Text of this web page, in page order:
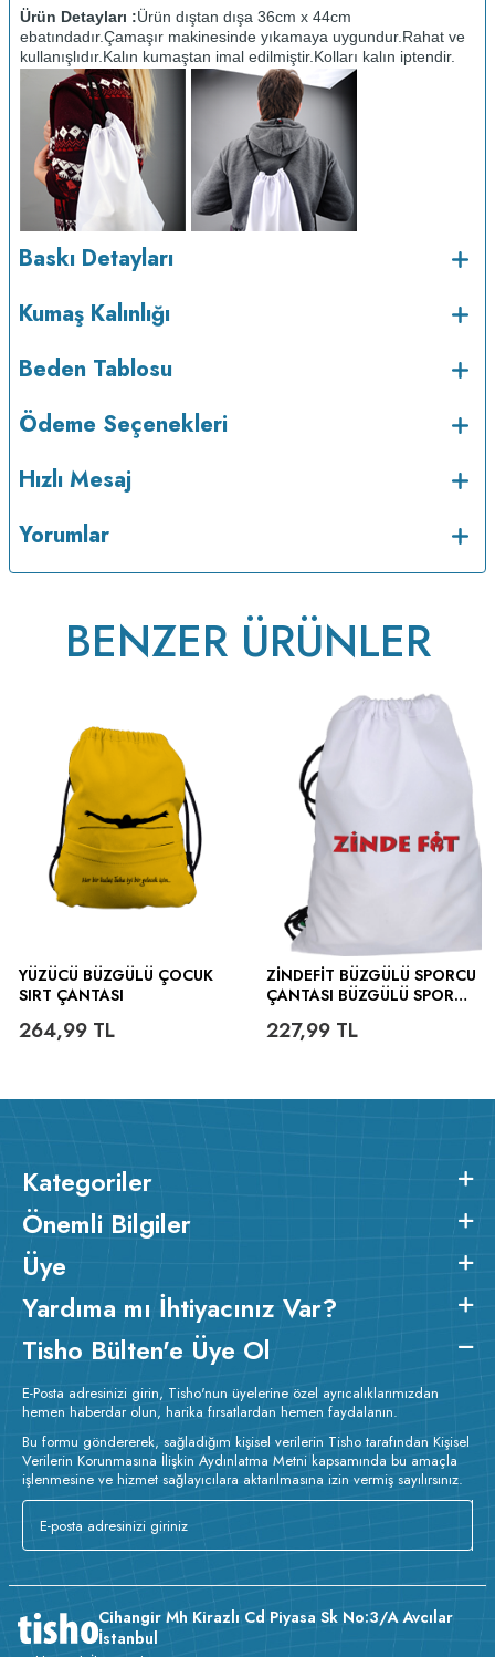
Ürün Detayları :Ürün dıştan dışa 36cm x 44cm
ebatındadır.Çamaşır makinesinde yıkamaya uygundur. Rahat ve
kullanışlıdır. Kalın kumaştan imal edilmiştir. Kolları kalın iptendir.
v223.22
Baskı Detayları
Kumaş Kalınlığı
Beden Tablosu
Ödeme Seçenekleri
Hızlı Mesaj
Yorumlar
BENZER ÜRÜNLER
YÜZÜCÜ BÜZGÜLÜ ÇOCUK
SIRT ÇANTASI
264,99 TL
ZINDEFIT BÜZGÜLÜ SPORCU
ÇANTASI BÜZGÜLÜ SPOR
227,99TL
Kategoriler
Önemli Bilgiler
Üye
Yardıma mı İhtiyacınız Var?
Tisho Bülten'e Üye Ol
E-Posta adresinizi girin, Tisho'nun üyelerine özel ayrıcalıklarımızdan
hemen haberdar olun, harika fırsatlardan hemen faydalanın.
Bu formu göndererek, sağladığım kişisel verilerin Tisho tarafından Kişisel
Verilerin Korunmasına İlişkin Aydınlatma Metni kapsamında bu amaçla
işlenmesine ve hizmet sağlayıcılara aktarılmasına izin vermiş sayılırsınız.
Cihangir Mh Kirazlı Cd Piyasa Sk No:3/A Avcılar
İstanbul